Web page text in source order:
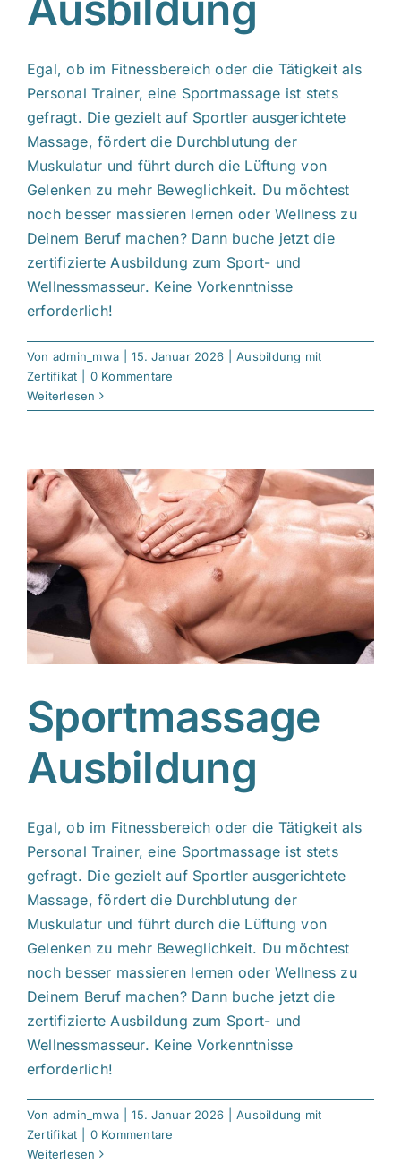
Egal, ob im Fitnessbereich oder die Tätigkeit als
Personal Trainer, eine Sportmassage ist stets
gefragt. Die gezielt auf Sportler ausgerichtete
Massage, fördert die Durchblutung der
Muskulatur und führt durch die Lüftung von
Gelenken zu mehr Beweglichkeit. Du möchtest
noch besser massieren lernen oder Wellness zu
Deinem Beruf machen? Dann buche jetzt die
zertifizierte Ausbildung zum Sport- und
Wellnessmasseur. Keine Vorkenntnisse
erforderlich!
Von admin_mwa 15. Januar 2026
Ausbildung mit
Zertifikat
0 Kommentare
Weiterlesen
Sportmassage
Ausbildung
Egal, ob im Fitnessbereich oder die Tätigkeit als
Personal Trainer, eine Sportmassage ist stets
gefragt. Die gezielt auf Sportler ausgerichtete
Massage, fördert die Durchblutung der
Muskulatur und führt durch die Lüftung von
Gelenken zu mehr Beweglichkeit. Du möchtest
noch besser massieren lernen oder Wellness zu
Deinem Beruf machen? Dann buche jetzt die
zertifizierte Ausbildung zum Sport- und
Wellnessmasseur. Keine Vorkenntnisse
erforderlich!
Von admin_mwa 15. Januar 2026
Ausbildung mit
Zertifikat
0 Kommentare
Weiterlesen